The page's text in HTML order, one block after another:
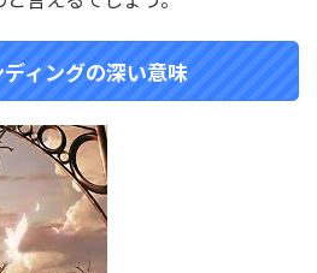
ィングの深い意味